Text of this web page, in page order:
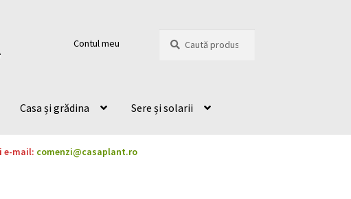
Contul meu
după:
Casa și grădina Sere și solarii
e-mail: comenzi@casaplant.ro